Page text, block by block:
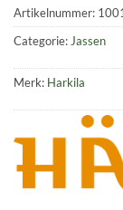
Artikelnummer:
Categorie: Jassen
Merk: Harkila